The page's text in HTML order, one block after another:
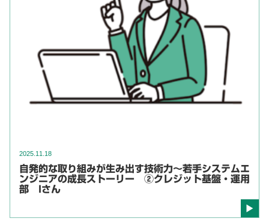
2025.11.18
自発的な取り組みが生み出す技術力～若手システムエ
ンジニアの成長ストーリー ②クレジット基盤・運用
部 Iさん